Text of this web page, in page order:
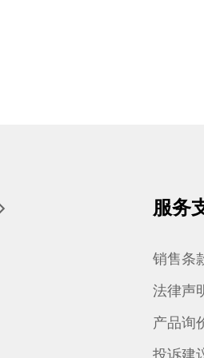
服务
销售条
法律声
产品询
投诉建